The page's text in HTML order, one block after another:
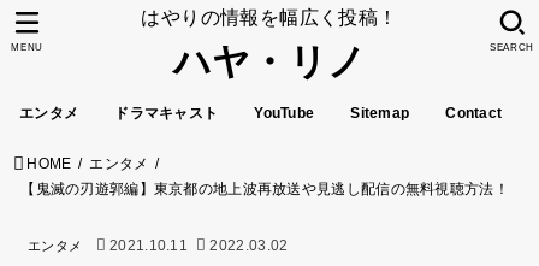
はやりの情報を幅広く投稿！
ハヤ・リノ
エンタメ ドラマキャスト YouTube Sitemap Contact
SEARCH
MENU
HOME
エンタメ
【鬼滅の刃遊郭編】東京都の地上波再放送や見逃し配信の無料視聴方法！
エンタメ 2021.10.11 2022.03.02